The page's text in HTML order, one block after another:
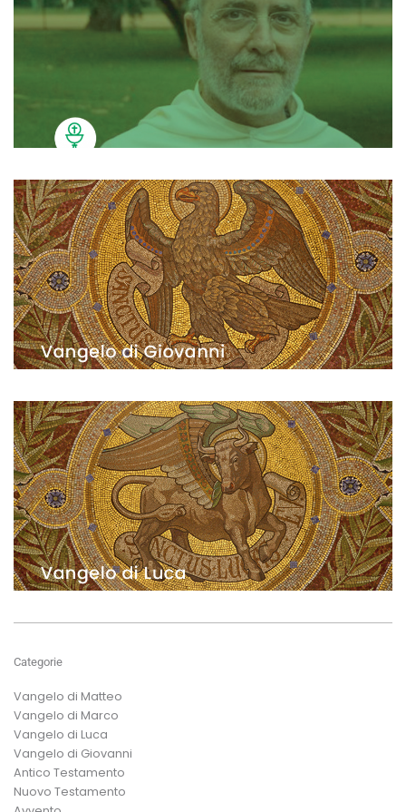
Categorie
Vangelo di Matteo
Vangelo di Marco
Vangelo di Luca
Vangelo di Giovanni
Antico Testamento
Nuovo Testamento